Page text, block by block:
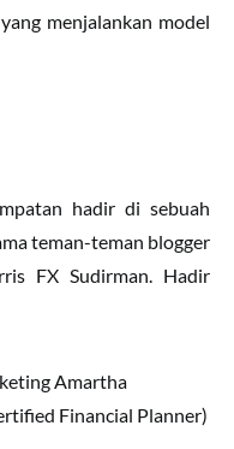
menjalankan model
hadir di sebuah
teman-teman blogger
FX Sudirman. Hadir
Amartha
Financial Planner)